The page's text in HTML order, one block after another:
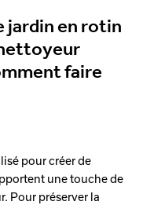
jardin en rotin
faire
pour créer de
une touche de
Pour préserver la